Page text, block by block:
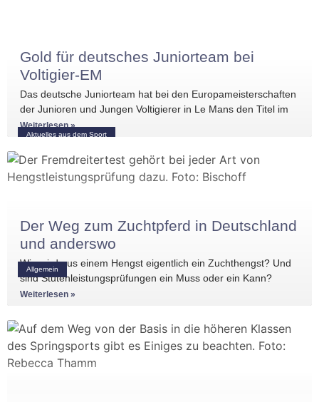
Aktuelles aus dem Sport
Gold für deutsches Juniorteam bei
Voltigier-EM
Das deutsche Juniorteam hat bei den Europameisterschaften
der Junioren und Jungen Voltigierer in Le Mans den Titel im
Gruppenvoltigieren gewonnen.
Weiterlesen »
Allgemein
Der Weg zum Zuchtpferd in Deutschland
und anderswo
Wie wird aus einem Hengst eigentlich ein Zuchthengst? Und
sind Stutenleistungsprüfungen ein Muss oder ein Kann?
Einblicke in die Regelwerke
Weiterlesen »